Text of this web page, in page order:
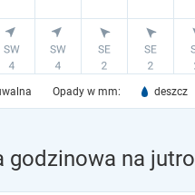
Opady w mm: deszcz
godzinowa na jutro